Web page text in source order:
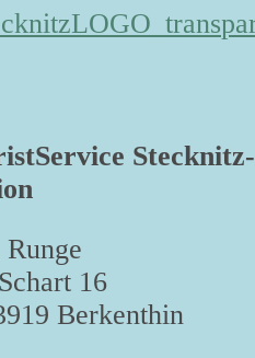
Stecknitz-
16
Berkenthin